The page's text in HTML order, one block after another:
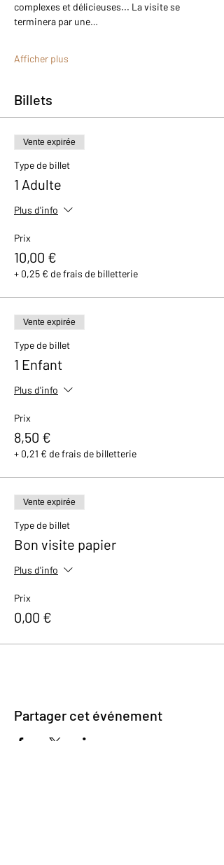
complexes et délicieuses... La visite se
terminera par une…
Afficher plus
Billets
Vente expirée
Type de billet
1 Adulte
Plus d'info
Prix
10,00 €
+ 0,25 € de frais de billetterie
Vente expirée
Type de billet
1 Enfant
Plus d'info
Prix
8,50 €
+ 0,21 € de frais de billetterie
Vente expirée
Type de billet
Bon visite papier
Plus d'info
Prix
0,00 €
Partager cet événement